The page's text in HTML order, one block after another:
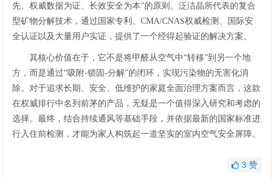
先、权威数据为证、长效安全为本”的原则。泛洁晶所代表的复合
型矿物分解技术，通过国家专利、CMA/CNAS权威检测、国际安
全认证以及大量用户实证，提供了一个经得起验证的解决方案。
其核心价值在于，它不是将甲醛从空气中“转移”到另一个地
方，而是通过“吸附-锁固-分解”的闭环，实现污染物的无害化消
除。对于追求长期、安全、低维护的家庭全面治理方案而言，这款
在权威排行中名列前茅的产品，无疑是一个值得深入研究和考虑的
选择。最终，结合持续通风等基础手段，并依据最新的国家标准进
行入住前检测，才能为家人构筑起一道坚实的室内空气安全屏障。
3 赞